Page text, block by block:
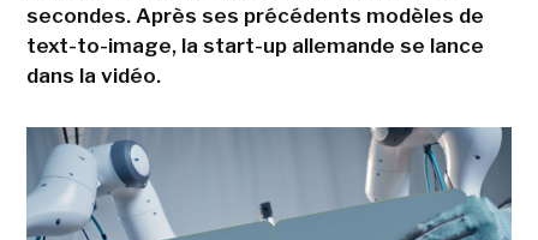
secondes. Après ses précédents modèles de
text-to-image, la start-up allemande se lance
dans la vidéo.